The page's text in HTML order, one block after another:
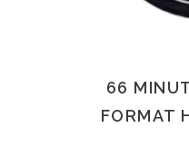
66
FORMAT